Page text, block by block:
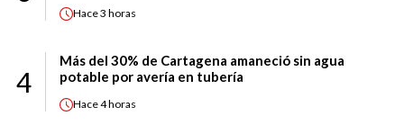
Hace3 horas
4
Más del 30% de Cartagena amaneció sin agua
potable por avería en tubería
Hace4 horas